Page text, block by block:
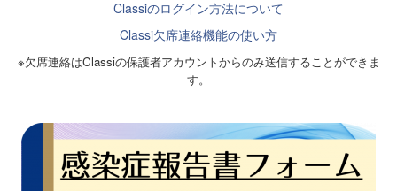
Classiのログイン方法について
Classi欠席連絡機能の使い方
※欠席連絡はClassiの保護者アカウントからのみ送信することができま
す。